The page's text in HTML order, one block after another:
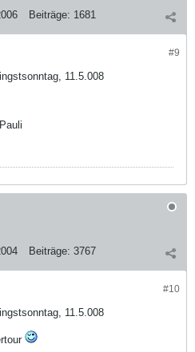
Beiträge: 1681
#9
11.5.008
Beiträge: 3767
#10
11.5.008